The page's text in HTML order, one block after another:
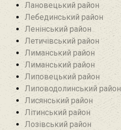
Лановецький район
Лебединський район
Ленінський район
Летичівський район
Лиманський район
Лиманський район
Липовецький район
Липоводолинський район
Лисянський район
Літинський район
Лозівський район